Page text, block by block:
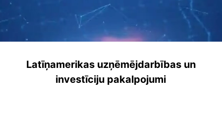
Latīņamerikas uzņēmējdarbības un
investīciju pakalpojumi